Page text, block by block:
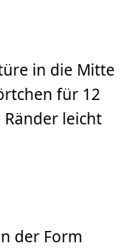
in die Mitte
für 12
leicht
der Form